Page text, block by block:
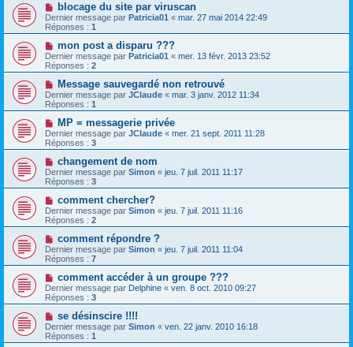
blocage du site par viruscan
Dernier message par Patricia01 « mar. 27 mai 2014 22:49
Réponses : 1
mon post a disparu ???
Dernier message par Patricia01 « mer. 13 févr. 2013 23:52
Réponses : 2
Message sauvegardé non retrouvé
Dernier message par JClaude « mar. 3 janv. 2012 11:34
Réponses : 1
MP = messagerie privée
Dernier message par JClaude « mer. 21 sept. 2011 11:28
Réponses : 3
changement de nom
Dernier message par Simon « jeu. 7 juil. 2011 11:17
Réponses : 3
comment chercher?
Dernier message par Simon « jeu. 7 juil. 2011 11:16
Réponses : 2
comment répondre ?
Dernier message par Simon « jeu. 7 juil. 2011 11:04
Réponses : 7
comment accéder à un groupe ???
Dernier message par Delphine « ven. 8 oct. 2010 09:27
Réponses : 3
se désinscire !!!!
Dernier message par Simon « ven. 22 janv. 2010 16:18
Réponses : 1